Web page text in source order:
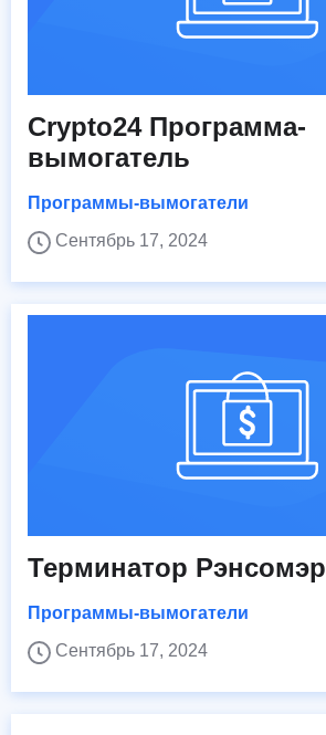
Crypto24 Программа-
вымогатель
Программы-вымогатели
Сентябрь 17, 2024
Терминатор Рэнсомэр
Программы-вымогатели
Сентябрь 17, 2024